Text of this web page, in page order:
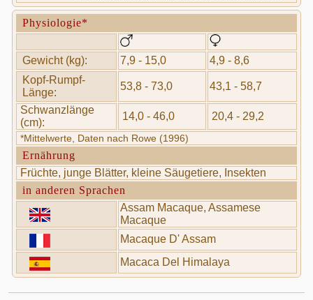
Physiologie*
Gewicht (kg): 7,9 - 15,0
4,9 - 8,6
Kopf-Rumpf-
Länge:
53,8 - 73,0
43,1 - 58,7
Schwanzlänge
(cm):
14,0 - 46,0 20,4 - 29,2
*Mittelwerte, Daten nach Rowe (1996)
Ernährung
Früchte, junge Blätter, kleine Säugetiere, Insekten
in anderen Sprachen
Assam Macaque, Assamese
Macaque
Macaque D' Assam
Macaca Del Himalaya